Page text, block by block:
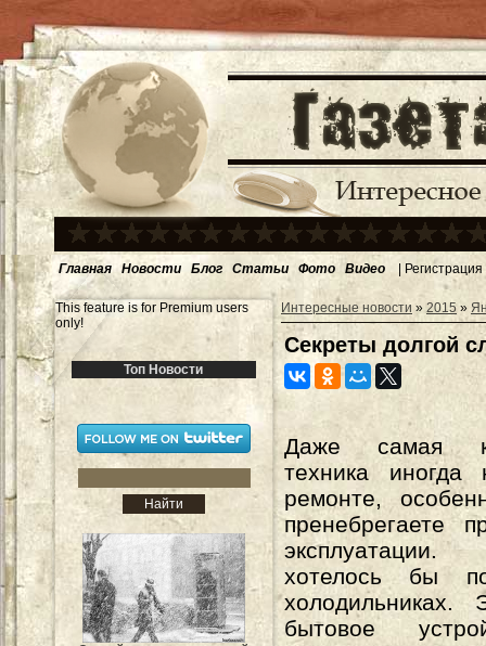
Главная Новости Блог Статьи Фото Видео | Регистрация
This feature is for Premium users
only!
Топ Новости
Интересные новости » 2015 »
Секреты долгой
Даже самая
техника иногда
ремонте,
пренебрегаете
хотелось бы
холодильниках.
бытовое